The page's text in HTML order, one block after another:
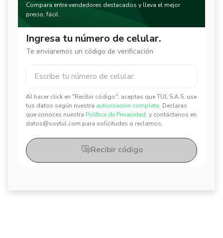
Compara entre vendedores destacados y lleva el mejor
precio, fácil.
Ingresa tu número de celular.
Te enviaremos un código de verificación
Al hacer click en "Recibir código", aceptas que TUL S.A.S. use
tus datos según nuestra autorización completa. Declaras
que conoces nuestra Política de Privacidad. y contáctanos en
datos@soytul.com para solicitudes o reclamos.
✕
✕
Recibir código